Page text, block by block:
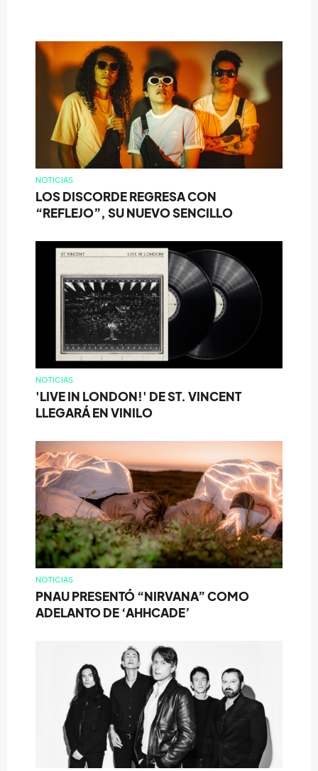
NOTICIAS
LOS DISCORDE REGRESA CON
“REFLEJO”, SU NUEVO SENCILLO
NOTICIAS
'LIVE IN LONDON!' DE ST. VINCENT
LLEGARÁ EN VINILO
NOTICIAS
PNAU PRESENTÓ “NIRVANA” COMO
ADELANTO DE ‘AHHCADE’